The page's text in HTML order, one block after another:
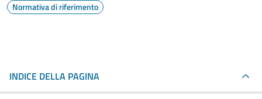
Normativa di riferimento
INDICE DELLA PAGINA